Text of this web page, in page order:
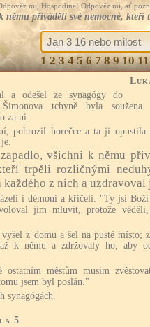
mi, Hospodine! Odpověz mi, ať
němu přiváděli své nemocné,
1 2 3 4 5 6 7 8 9 10 11
a odešel ze synagógy do
tchyně byla soužena
za ni.
pohrozil horečce a ta ji
všichni k němu
trpěli rozličnými
z nich a uzdravoval
i démoni a křičeli: "Ty jsi
jim mluvit, protože
z domu a šel na pusté místo;
k němu a zdržovaly ho, aby
městům musím
jsem byl poslán."
synagógách.
5